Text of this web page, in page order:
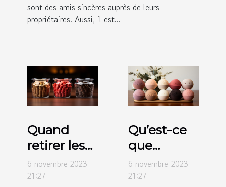
sont des amis sincères auprès de leurs
propriétaires. Aussi, il est...
Quand
retirer les
fonds dans
un
6 novembre 2023
21:27
Qu’est-ce
que
l’éponge
konjac ?
6 novembre 2023
21:27